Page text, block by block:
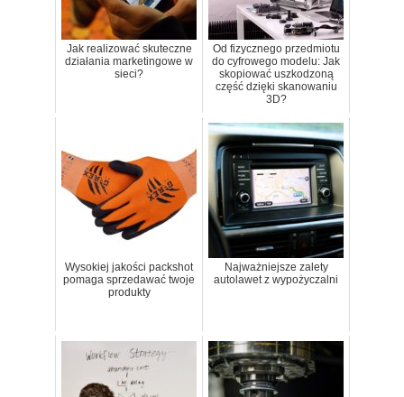
Jak realizować skuteczne
działania marketingowe w
sieci?
Od fizycznego przedmiotu
do cyfrowego modelu: Jak
skopiować uszkodzoną
część dzięki skanowaniu
3D?
Wysokiej jakości packshot
pomaga sprzedawać twoje
produkty
Najważniejsze zalety
autolawet z wypożyczalni